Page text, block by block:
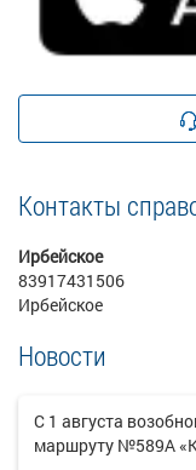
Контакты
Ирбейское
83917431506
Ирбейское
Новости
С 1 августа
маршруту №589А